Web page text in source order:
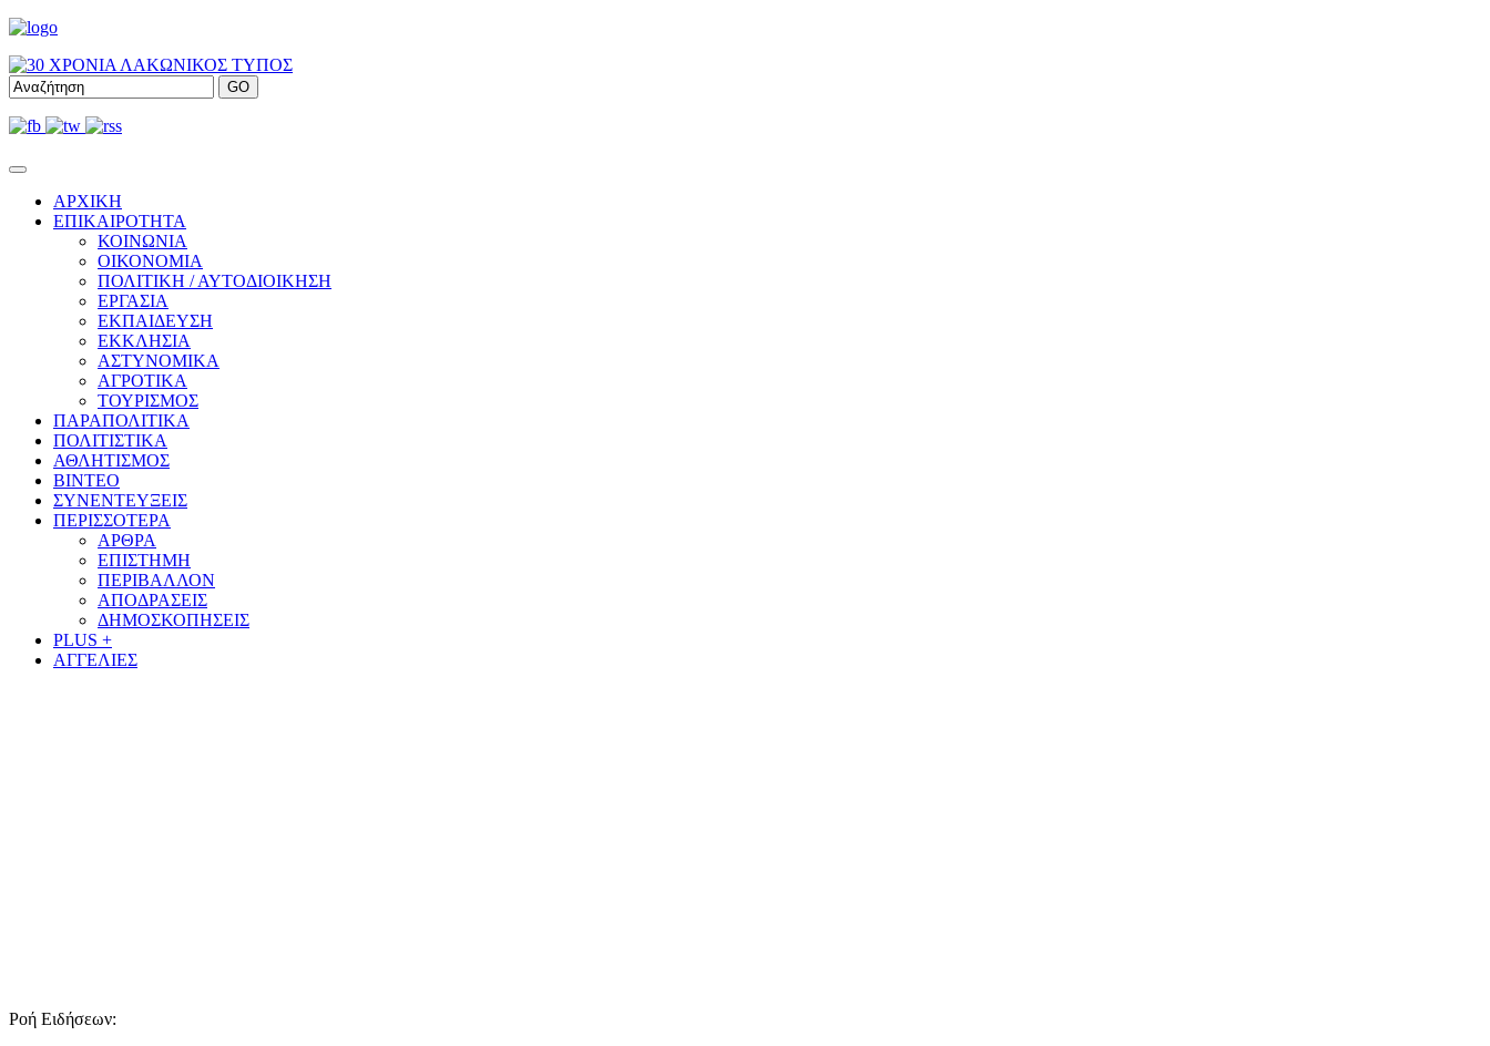
ΑΡΧΙΚΗ
ΕΠΙΚΑΙΡΟΤΗΤΑ
ΚΟΙΝΩΝΙΑ
ΟΙΚΟΝΟΜΙΑ
ΠΟΛΙΤΙΚΗ / ΑΥΤΟΔΙΟΙΚΗΣΗ
ΕΡΓΑΣΙΑ
ΕΚΠΑΙΔΕΥΣΗ
ΕΚΚΛΗΣΙΑ
ΑΣΤΥΝΟΜΙΚΑ
ΑΓΡΟΤΙΚΑ
ΤΟΥΡΙΣΜΟΣ
ΠΑΡΑΠΟΛΙΤΙΚΑ
ΠΟΛΙΤΙΣΤΙΚΑ
ΑΘΛΗΤΙΣΜΟΣ
ΒΙΝΤΕΟ
ΣΥΝΕΝΤΕΥΞΕΙΣ
ΠΕΡΙΣΣΟΤΕΡΑ
ΑΡΘΡΑ
ΕΠΙΣΤΗΜΗ
ΠΕΡΙΒΑΛΛΟΝ
ΑΠΟΔΡΑΣΕΙΣ
ΔΗΜΟΣΚΟΠΗΣΕΙΣ
PLUS +
ΑΓΓΕΛΙΕΣ
Ροή Ειδήσεων: